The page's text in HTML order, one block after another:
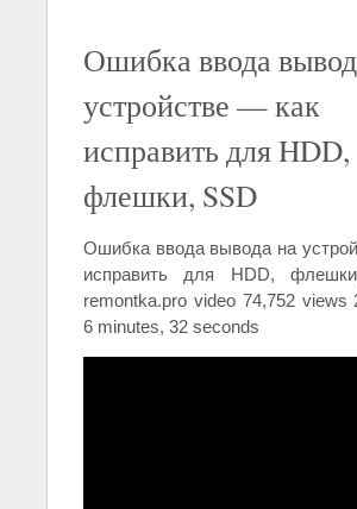
Ошибка ввода
устройстве — как
исправить для HDD,
флешки, SSD
Ошибка ввода вывода на
исправить для HDD,
remontka.pro video 74,752 views
6 minutes, 32 seconds